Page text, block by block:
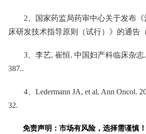
2、国家药监局药审中心关于发布
床研发技术指导原则（试行）》的通告
3、李艺, 崔恒. 中国妇产科临床杂志.
387..
4、Ledermann JA, et al. Ann Oncol.
32.
免责声明：市场有风险，选择需谨慎